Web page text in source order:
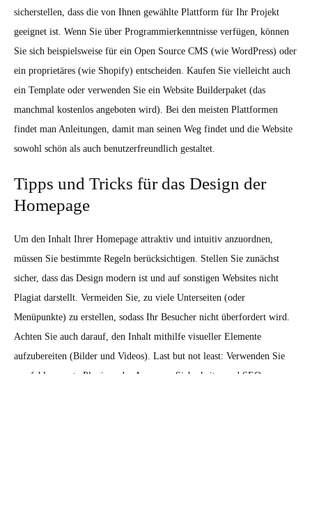
sicherstellen, dass die von Ihnen gewählte Plattform für Ihr Projekt
geeignet ist. Wenn Sie über Programmierkenntnisse verfügen, können
Sie sich beispielsweise für ein Open Source CMS (wie WordPress) oder
ein proprietäres (wie Shopify) entscheiden. Kaufen Sie vielleicht auch
ein Template oder verwenden Sie ein Website Builderpaket (das
manchmal kostenlos angeboten wird). Bei den meisten Plattformen
findet man Anleitungen, damit man seinen Weg findet und die Website
sowohl schön als auch benutzerfreundlich gestaltet.
Tipps und Tricks für das Design der
Homepage
Um den Inhalt Ihrer Homepage attraktiv und intuitiv anzuordnen,
müssen Sie bestimmte Regeln berücksichtigen. Stellen Sie zunächst
sicher, dass das Design modern ist und auf sonstigen Websites nicht
Plagiat darstellt. Vermeiden Sie, zu viele Unterseiten (oder
Menüpunkte) zu erstellen, sodass Ihr Besucher nicht überfordert wird.
Achten Sie auch darauf, den Inhalt mithilfe visueller Elemente
aufzubereiten (Bilder und Videos). Last but not least: Verwenden Sie
empfehlenswerte Plugins oder Apps, um Sicherheits- und SEO-